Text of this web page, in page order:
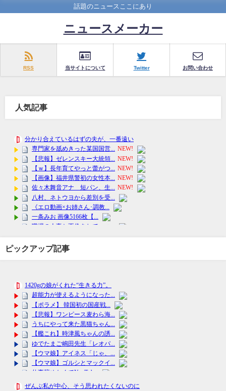
話題のニュースここにあり
ニュースメーカー
RSS 当サイトについて Twitter お問い合わせ
人気記事
ピックアップ記事